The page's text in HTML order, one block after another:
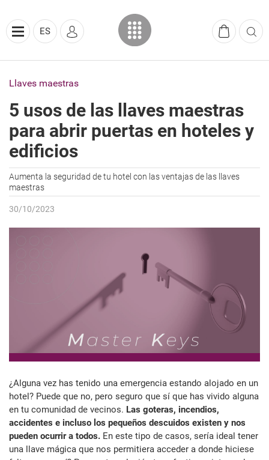
ES
Llaves maestras
5 usos de las llaves maestras
para abrir puertas en hoteles y
edificios
Aumenta la seguridad de tu hotel con las ventajas de las llaves
maestras
30/10/2023
¿Alguna vez has tenido una emergencia estando alojado en un
hotel? Puede que no, pero seguro que sí que has vivido alguna
en tu comunidad de vecinos. Las goteras, incendios,
accidentes e incluso los pequeños descuidos existen y nos
pueden ocurrir a todos. En este tipo de casos, sería ideal tener
una llave mágica que nos permitiera acceder a donde hiciese